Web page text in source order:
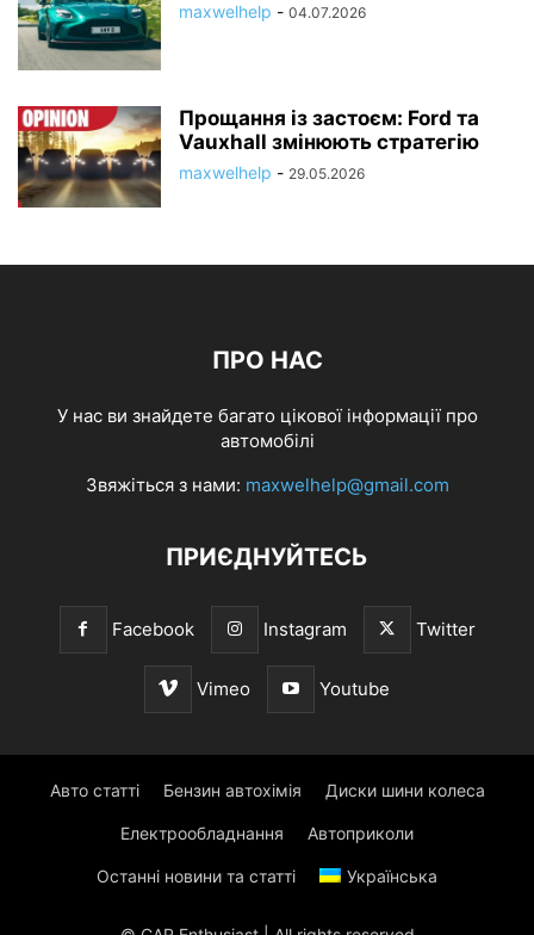
maxwelhelp - 04.07.2026
Прощання із застоєм: Ford та
Vauxhall змінюють стратегію
maxwelhelp - 29.05.2026
ПРО НАС
У нас ви знайдете багато цікової інформації про
автомобілі
Звяжіться з нами: maxwelhelp@gmail.com
ПРИЄДНУЙТЕСЬ
Facebook Instagram Twitter
Vimeo Youtube
Авто статті Бензин автохімія Диски шини колеса
Електрообладнання Автоприколи
Останні новини та статті Українська